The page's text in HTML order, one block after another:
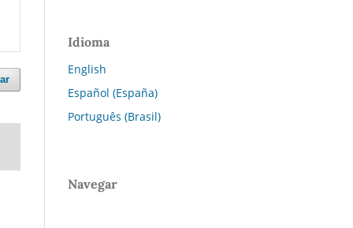
Idioma
English
Español (España)
Português (Brasil)
Navegar